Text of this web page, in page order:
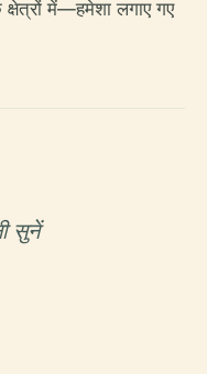
क्षेत्रों में—हमेशा लगाए गए
सुनें